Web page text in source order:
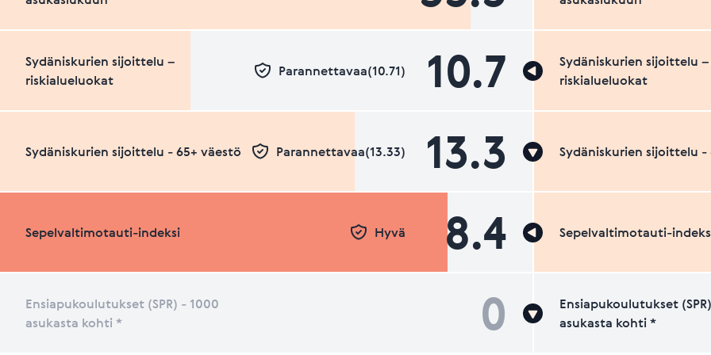
Sydäniskurien sijoittelu –
riskialueluokat
10.7
Parannettavaa(10.71)
Sydäniskurien sijoittelu - 65+ väestö 13.3
Parannettavaa(13.33)
Sepelvaltimotauti-indeksi 8.4
Hyvä
Ensiapukoulutukset (SPR) - 1000
asukasta kohti *
0
Sydäniskurien sijoittelu –
riskialueluokat
Sydäniskurien sijoittelu -
Sepelvaltimotauti-
Ensiapukoulutukset
asukasta kohti *